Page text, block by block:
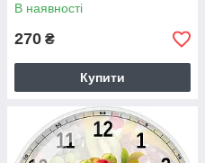
В наявності
270 ₴
Купити